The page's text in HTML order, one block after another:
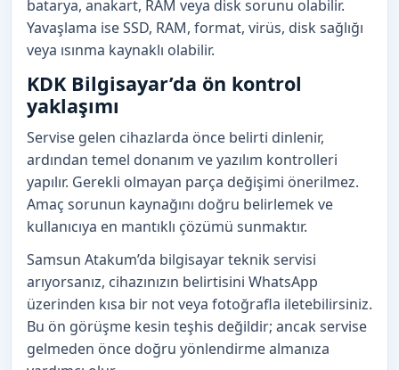
batarya, anakart, RAM veya disk sorunu olabilir.
Yavaşlama ise SSD, RAM, format, virüs, disk sağlığı
veya ısınma kaynaklı olabilir.
KDK Bilgisayar’da ön kontrol
yaklaşımı
Servise gelen cihazlarda önce belirti dinlenir,
ardından temel donanım ve yazılım kontrolleri
yapılır. Gerekli olmayan parça değişimi önerilmez.
Amaç sorunun kaynağını doğru belirlemek ve
kullanıcıya en mantıklı çözümü sunmaktır.
Samsun Atakum’da bilgisayar teknik servisi
arıyorsanız, cihazınızın belirtisini WhatsApp
üzerinden kısa bir not veya fotoğrafla iletebilirsiniz.
Bu ön görüşme kesin teşhis değildir; ancak servise
gelmeden önce doğru yönlendirme almanıza